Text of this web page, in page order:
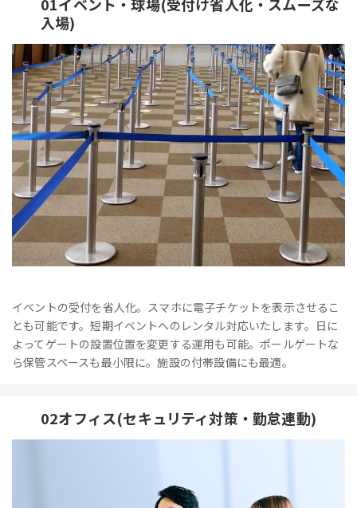
01イベント・球場(受付け省人化・スムーズな
入場)
イベントの受付を省人化。スマホに電子チケットを表示させるこ
とも可能です。短期イベントへのレンタル対応いたします。日に
よってゲートの設置位置を変更する運用も可能。ポールゲートな
ら保管スペースも最小限に。施設の付帯設備にも最適。
02オフィス(セキュリティ対策・勤怠連動)